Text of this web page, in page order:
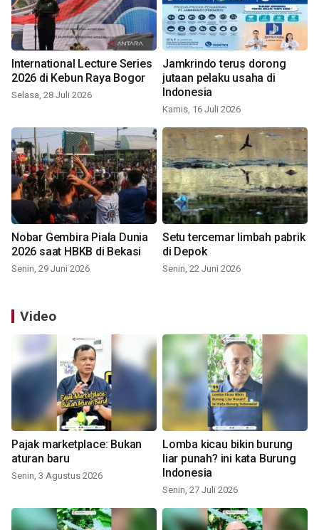
International Lecture Series
2026 di Kebun Raya Bogor
Selasa, 28 Juli 2026
Jamkrindo terus dorong
jutaan pelaku usaha di
Indonesia
Kamis, 16 Juli 2026
Nobar Gembira Piala Dunia
2026 saat HBKB di Bekasi
Senin, 29 Juni 2026
Setu tercemar limbah pabrik
di Depok
Senin, 22 Juni 2026
Video
Pajak marketplace: Bukan
aturan baru
Senin, 3 Agustus 2026
Lomba kicau bikin burung
liar punah? ini kata Burung
Indonesia
Senin, 27 Juli 2026